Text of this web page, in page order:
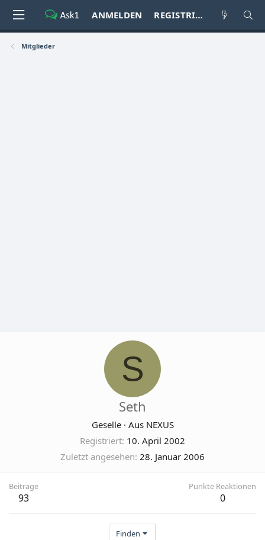
ANMELDEN REGISTRIEREN
Mitglieder
S
Seth
Geselle · Aus NEXUS
Registriert 10. April 2002
Zuletzt angesehen 28. Januar 2006
Beiträge
93
Punkte Reaktionen
0
Finden